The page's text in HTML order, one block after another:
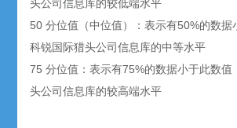
头公司信息库的较低端水平
50 分位值（中位值）：表示有50%的数据
科锐国际猎头公司信息库的中等水平
75 分位值：表示有75%的数据小于此数值
头公司信息库的较高端水平